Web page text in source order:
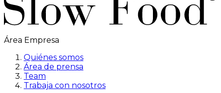
Área Empresa
Quiénes somos
Área de prensa
Team
Trabaja con nosotros